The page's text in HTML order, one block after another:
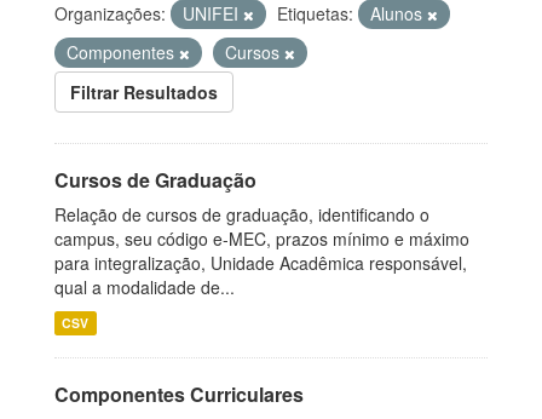
Organizações: UNIFEI Etiquetas:
Alunos
Componentes
Cursos
Filtrar Resultados
Cursos de Graduação
Relação de cursos de graduação, identificando o
campus, seu código e-MEC, prazos mínimo e máximo
para integralização, Unidade Acadêmica responsável,
qual a modalidade de...
CSV
Componentes Curriculares